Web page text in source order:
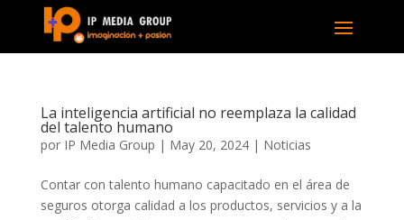
La inteligencia artificial no reemplaza la calidad
del talento humano
por IP Media Group | May 20, 2024| Noticias
Contar con talento humano capacitado en el área de
seguros otorga calidad a los productos, servicios y a la